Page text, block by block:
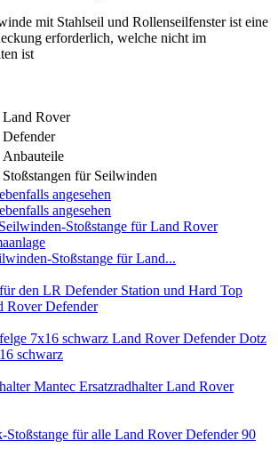
mit Stahlseil und Rollenseilfenster ist eine
erforderlich, welche nicht im
ist
Land Rover
Defender
Anbauteile
Stoßstangen für Seilwinden
angesehen
angesehen
Stoßstange für Land...
Rover Defender
Dotz
schwarz
Mantec Ersatzradhalter Land Rover